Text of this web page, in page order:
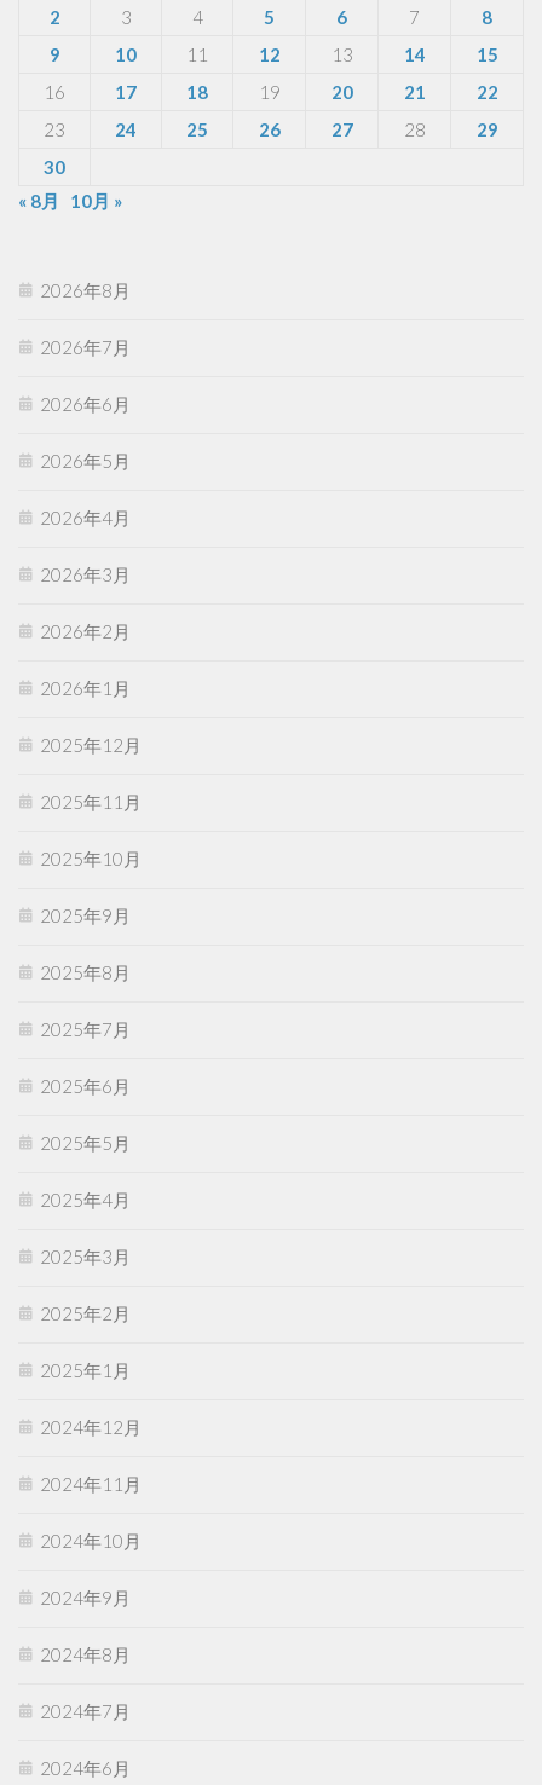
2
3 4 5 6 7
8
9
10 11 12 13 14
15
16
17 18 19 20 21
22
23
24 25 26 27 28
29
30
« 8月
10月 »
2026年8月
2026年7月
2026年6月
2026年5月
2026年4月
2026年3月
2026年2月
2026年1月
2025年12月
2025年11月
2025年10月
2025年9月
2025年8月
2025年7月
2025年6月
2025年5月
2025年4月
2025年3月
2025年2月
2025年1月
2024年12月
2024年11月
2024年10月
2024年9月
2024年8月
2024年7月
2024年6月